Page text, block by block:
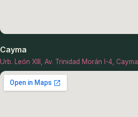
Cayma
Urb. León XIII, Av. Trinidad Morán I-4, Cayma